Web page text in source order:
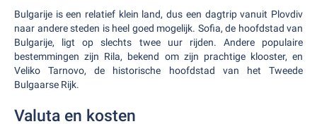
Bulgarije is een relatief klein land, dus een dagtrip vanuit Plovdiv
naar andere steden is heel goed mogelijk. Sofia, de hoofdstad van
Bulgarije, ligt op slechts twee uur rijden. Andere populaire
bestemmingen zijn Rila, bekend om zijn prachtige klooster, en
Veliko Tarnovo, de historische hoofdstad van het Tweede
Bulgaarse Rijk.
Valuta en kosten